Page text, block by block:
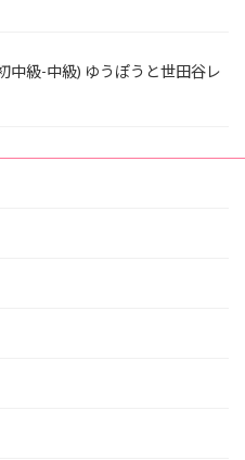
中級-中級) ゆうぽうと世田谷レ